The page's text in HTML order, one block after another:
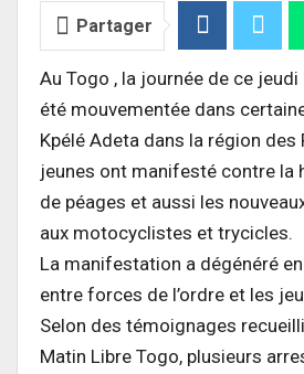
Partager
Au Togo , la journée de ce
été mouvementée dans
Kpélé Adeta dans la région des
jeunes ont manifesté contre la
de péages et aussi les
aux motocyclistes et trycicles.
La manifestation a dégénéré
entre forces de l’ordre et les
Selon des témoignages
Matin Libre Togo, plusieurs